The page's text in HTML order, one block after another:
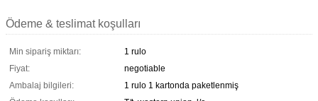
Ödeme & teslimat koşulları
Min sipariş miktarı:
1 rulo
Fiyat:
negotiable
Ambalaj bilgileri:
1 rulo 1 kartonda paketlenmiş